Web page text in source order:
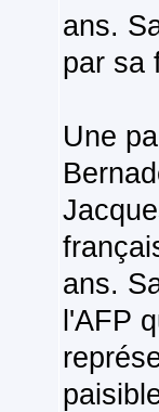
ans.
par sa
Une
ans.
l'AFP